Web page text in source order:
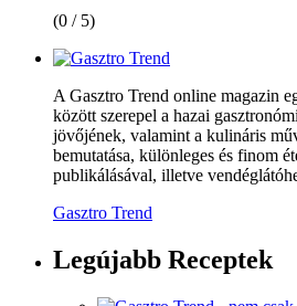
(0 / 5)
A Gasztro Trend online magazin
között szerepel a hazai
jövőjének, valamint a kulináris
bemutatása, különleges és finom
publikálásával, illetve
Gasztro Trend
Legújabb Receptek